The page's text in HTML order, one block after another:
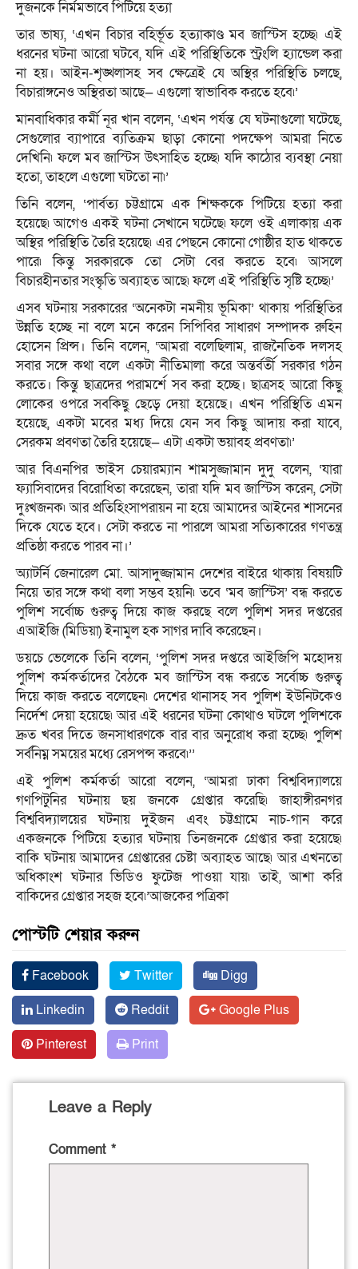
দুজনকে নির্মমভাবে পিটিয়ে হত্যা
তার ভাষ্য, ‘এখন বিচার বহির্ভূত হত্যাকাণ্ড মব জাস্টিস হচ্ছে৷ এই
ধরনের ঘটনা আরো ঘটবে, যদি এই পরিস্থিতিকে স্ট্রংলি হ্যান্ডেল করা
না হয়। আইন-শৃঙ্খলাসহ সব ক্ষেত্রেই যে অস্থির পরিস্থিতি চলছে,
বিচারাঙ্গনেও অস্থিরতা আছে— এগুলো স্বাভাবিক করতে হবে৷’
মানবাধিকার কর্মী নূর খান বলেন, ‘এখন পর্যন্ত যে ঘটনাগুলো ঘটেছে,
সেগুলোর ব্যাপারে ব্যতিক্রম ছাড়া কোনো পদক্ষেপ আমরা নিতে
দেখিনি৷ ফলে মব জাস্টিস উৎসাহিত হচ্ছে৷ যদি কাঠোর ব্যবস্থা নেয়া
হতো, তাহলে এগুলো ঘটতো না৷’
তিনি বলেন, ‘পার্বত্য চট্টগ্রামে এক শিক্ষককে পিটিয়ে হত্যা করা
হয়েছে৷ আগেও একই ঘটনা সেখানে ঘটেছে৷ ফলে ওই এলাকায় এক
অস্থির পরিস্থিতি তৈরি হয়েছে৷ এর পেছনে কোনো গোষ্ঠীর হাত থাকতে
পারে৷ কিন্তু সরকারকে তো সেটা বের করতে হবে৷ আসলে
বিচারহীনতার সংস্কৃতি অব্যাহত আছে৷ ফলে এই পরিস্থিতি সৃষ্টি হচ্ছে৷’
এসব ঘটনায় সরকারের ‘অনেকটা নমনীয় ভূমিকা’ থাকায় পরিস্থিতির
উন্নতি হচ্ছে না বলে মনে করেন সিপিবির সাধারণ সম্পাদক রুহিন
হোসেন প্রিন্স। তিনি বলেন, ‘আমরা বলেছিলাম, রাজনৈতিক দলসহ
সবার সঙ্গে কথা বলে একটা নীতিমালা করে অন্তর্বর্তী সরকার গঠন
করতে। কিন্তু ছাত্রদের পরামর্শে সব করা হচ্ছে। ছাত্রসহ আরো কিছু
লোকের ওপরে সবকিছু ছেড়ে দেয়া হয়েছে। এখন পরিস্থিতি এমন
হয়েছে, একটা মবের মধ্য দিয়ে যেন সব কিছু আদায় করা যাবে,
সেরকম প্রবণতা তৈরি হয়েছে— এটা একটা ভয়াবহ প্রবণতা৷’
আর বিএনপির ভাইস চেয়ারম্যান শামসুজ্জামান দুদু বলেন, ‘যারা
ফ্যাসিবাদের বিরোধিতা করেছেন, তারা যদি মব জাস্টিস করেন, সেটা
দুঃখজনক৷ আর প্রতিহিংসাপরায়ন না হয়ে আমাদের আইনের শাসনের
দিকে যেতে হবে। সেটা করতে না পারলে আমরা সত্যিকারের গণতন্ত্র
প্রতিষ্ঠা করতে পারব না।’
অ্যাটর্নি জেনারেল মো. আসাদুজ্জামান দেশের বাইরে থাকায় বিষয়টি
নিয়ে তার সঙ্গে কথা বলা সম্ভব হয়নি৷ তবে ‘মব জাস্টিস’ বন্ধ করতে
পুলিশ সর্বোচ্চ গুরুত্ব দিয়ে কাজ করছে বলে পুলিশ সদর দপ্তরের
এআইজি (মিডিয়া) ইনামুল হক সাগর দাবি করেছেন।
ডয়চে ভেলেকে তিনি বলেন, ‘পুলিশ সদর দপ্তরে আইজিপি মহোদয়
পুলিশ কর্মকর্তাদের বৈঠকে মব জাস্টিস বন্ধ করতে সর্বোচ্চ গুরুত্ব
দিয়ে কাজ করতে বলেছেন৷ দেশের থানাসহ সব পুলিশ ইউনিটকেও
নির্দেশ দেয়া হয়েছে৷ আর এই ধরনের ঘটনা কোথাও ঘটলে পুলিশকে
দ্রুত খবর দিতে জনসাধারণকে বার বার অনুরোধ করা হচ্ছে৷ পুলিশ
সর্বনিম্ন সময়ের মধ্যে রেসপন্স করবে৷’’
এই পুলিশ কর্মকর্তা আরো বলেন, ‘আমরা ঢাকা বিশ্ববিদ্যালয়ে
গণপিটুনির ঘটনায় ছয় জনকে গ্রেপ্তার করেছি৷ জাহাঙ্গীরনগর
বিশ্ববিদ্যালয়ের ঘটনায় দুইজন এবং চট্টগ্রামে নাচ-গান করে
একজনকে পিটিয়ে হত্যার ঘটনায় তিনজনকে গ্রেপ্তার করা হয়েছে৷
বাকি ঘটনায় আমাদের গ্রেপ্তারের চেষ্টা অব্যাহত আছে৷ আর এখনতো
অধিকাংশ ঘটনার ভিডিও ফুটেজ পাওয়া যায়৷ তাই, আশা করি
বাকিদের গ্রেপ্তার সহজ হবে৷’আজকের পত্রিকা
পোস্টটি শেয়ার করুন
Facebook Twitter
Digg
Linkedin
Reddit
Google Plus
Pinterest
Print
Leave a Reply
Comment *